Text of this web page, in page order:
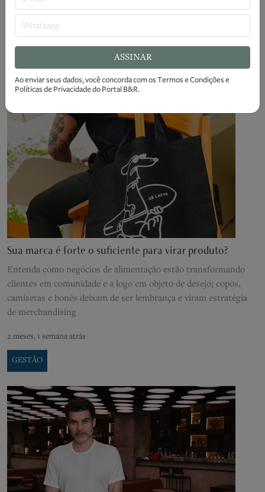
A pressão sobre o cardápio já não vem do preço do insumo, do
aluguel ou da mão de obra.
VENDAS
Sua marca é forte o suficiente para virar produto?
Entenda como negócios de alimentação estão transformando
clientes em comunidade e a logo em objeto de desejo; copos,
camisetas e bonés deixam de ser lembrança e viram estratégia
de merchandising
2 meses, 1 semana atrás
GESTÃO
ASSINAR
Ao enviar seus dados, você concorda com osTermos e Condiçõese
Políticas de Privacidadedo Portal B&R.